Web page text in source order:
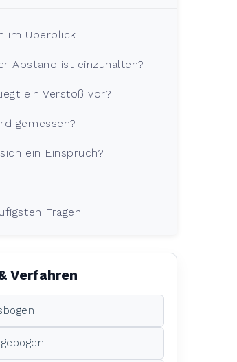
im Überblick
Abstand ist einzuhalten?
ein Verstoß vor?
gemessen?
ein Einspruch?
Fragen
Verfahren